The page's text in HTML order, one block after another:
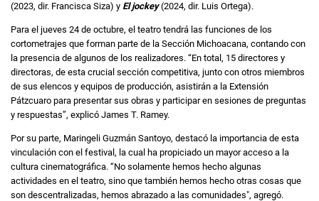
(2023, dir. Francisca Siza) y El jockey(2024, dir. Luis Ortega).
Para el jueves 24 de octubre, el teatro tendrá las funciones de los
cortometrajes que forman parte de la Sección Michoacana, contando con
la presencia de algunos de los realizadores. “En total, 15 directores y
directoras, de esta crucial sección competitiva, junto con otros miembros
de sus elencos y equipos de producción, asistirán a la Extensión
Pátzcuaro para presentar sus obras y participar en sesiones de preguntas
y respuestas”, explicó James T. Ramey.
Por su parte, Maringeli Guzmán Santoyo, destacó la importancia de esta
vinculación con el festival, la cual ha propiciado un mayor acceso a la
cultura cinematográfica. “No solamente hemos hecho algunas
actividades en el teatro, sino que también hemos hecho otras cosas que
son descentralizadas, hemos abrazado a las comunidades", agregó.